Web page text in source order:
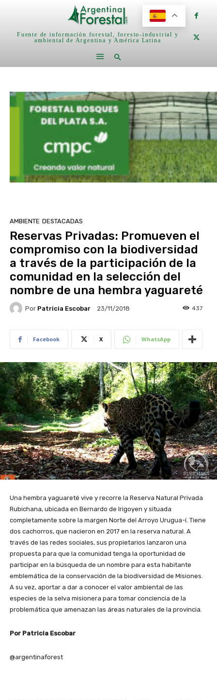
Fuente de información forestal, foresto-industrial y
ambiental de Argentina y América Latina
AMBIENTE DESTACADAS
Reservas Privadas: Promueven el
compromiso con la biodiversidad
a través de la participación de la
comunidad en la selección del
nombre de una hembra yaguareté
Por Patricia Escobar 23/11/2018 437
Facebook X WhatsApp
Una hembra yaguareté vive y recorre la Reserva Natural Privada
Rubichana, ubicada en Bernardo de Irigoyen y situada
completamente sobre la margen Norte del Arroyo Urugua-í. Tiene
dos cachorros, que nacieron en 2017 en la reserva natural. A
través de las redes sociales, sus propietarios lanzaron una
propuesta para que la comunidad tenga la oportunidad de
participar en la búsqueda de un nombre para esta habitante
emblemática de la conservación de la biodiversidad de Misiones.
A su vez, aportar a dar a conocer el valor ambiental de las
especies de la selva misionera para tomar conciencia de la
problemática que amenazan las áreas naturales de la provincia.
Por Patricia Escobar
@argentinaforest